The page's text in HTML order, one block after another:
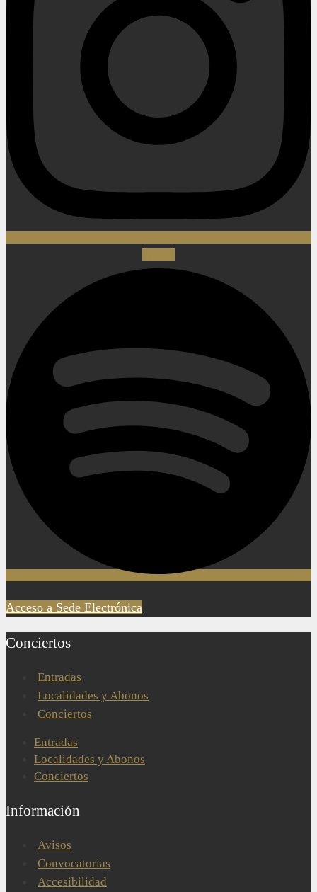
Acceso a Sede Electrónica
Conciertos
Entradas
Localidades y Abonos
Conciertos
Entradas
Localidades y Abonos
Conciertos
Información
Avisos
Convocatorias
Accesibilidad